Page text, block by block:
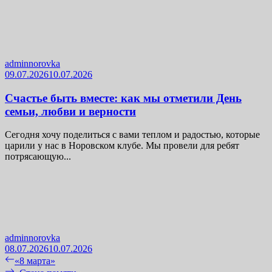
adminnorovka
09.07.202610.07.2026
Счастье быть вместе: как мы отметили День
семьи, любви и верности
Сегодня хочу поделиться с вами теплом и радостью, которые
царили у нас в Норовском клубе. Мы провели для ребят
потрясающую...
adminnorovka
08.07.202610.07.2026
Навигация
Previous
«8 марта»